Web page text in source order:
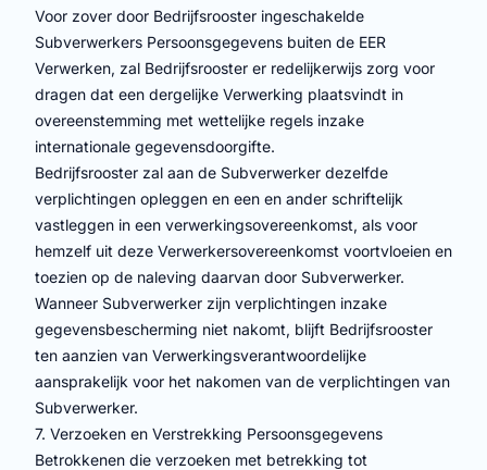
Voor zover door Bedrijfsrooster ingeschakelde
Subverwerkers Persoonsgegevens buiten de EER
Verwerken, zal Bedrijfsrooster er redelijkerwijs zorg voor
dragen dat een dergelijke Verwerking plaatsvindt in
overeenstemming met wettelijke regels inzake
internationale gegevensdoorgifte.
Bedrijfsrooster zal aan de Subverwerker dezelfde
verplichtingen opleggen en een en ander schriftelijk
vastleggen in een verwerkingsovereenkomst, als voor
hemzelf uit deze Verwerkersovereenkomst voortvloeien en
toezien op de naleving daarvan door Subverwerker.
Wanneer Subverwerker zijn verplichtingen inzake
gegevensbescherming niet nakomt, blijft Bedrijfsrooster
ten aanzien van Verwerkingsverantwoordelijke
aansprakelijk voor het nakomen van de verplichtingen van
Subverwerker.
7. Verzoeken en Verstrekking Persoonsgegevens
Betrokkenen die verzoeken met betrekking tot